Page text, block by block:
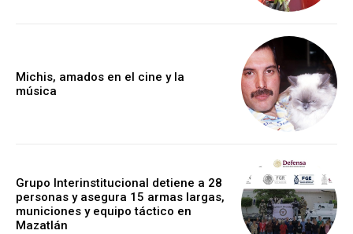
Michis, amados en el cine y la
música
Grupo Interinstitucional detiene a 28
personas y asegura 15 armas largas,
municiones y equipo táctico en
Mazatlán